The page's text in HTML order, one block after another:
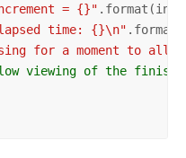
= {}"
time: {}\n"
for a moment to
viewing of the